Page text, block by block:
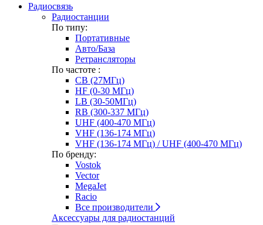
Радиосвязь
Радиостанции
По типу:
Портативные
Авто/База
Ретрансляторы
По частоте :
CB (27МГц)
HF (0-30 МГц)
LB (30-50МГц)
RB (300-337 МГц)
UHF (400-470 МГц)
VHF (136-174 МГц)
VHF (136-174 МГц) / UHF (400-470 МГц)
По бренду:
Vostok
Vector
MegaJet
Racio
Все производители
Аксессуары для радиостанций